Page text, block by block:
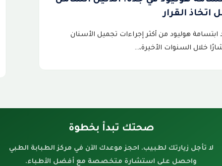
الشامل للمميزات والعيوب والتكلفة
إذا كنت تبحث عن طريقة لتقويم الأسنان دون المظهر
صحتك تبدأ بخطوة
لا تأجل زيارتك لطبيب. احجز موعدك الآن في مركز الطبابة الطبي
واحصل على استشارة متخصصة مع أفضل الأطباء.